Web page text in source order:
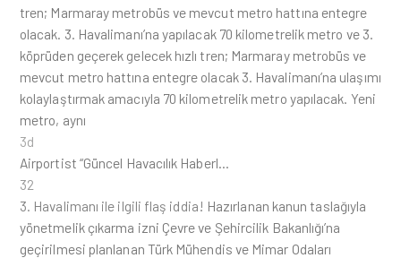
tren; Marmaray metrobüs ve mevcut metro hattına entegre
olacak. 3. Havalimanı’na yapılacak 70 kilometrelik metro ve 3.
köprüden geçerek gelecek hızlı tren; Marmaray metrobüs ve
mevcut metro hattına entegre olacak 3. Havalimanı’na ulaşımı
kolaylaştırmak amacıyla 70 kilometrelik metro yapılacak. Yeni
metro, aynı
3d
Airportist “Güncel Havacılık Haberl…
32
3. Havalimanı ile ilgili flaş iddia! Hazırlanan kanun taslağıyla
yönetmelik çıkarma izni Çevre ve Şehircilik Bakanlığı’na
geçirilmesi planlanan Türk Mühendis ve Mimar Odaları